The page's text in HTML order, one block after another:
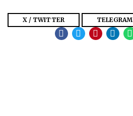
X / TWITTER TELEGRAM